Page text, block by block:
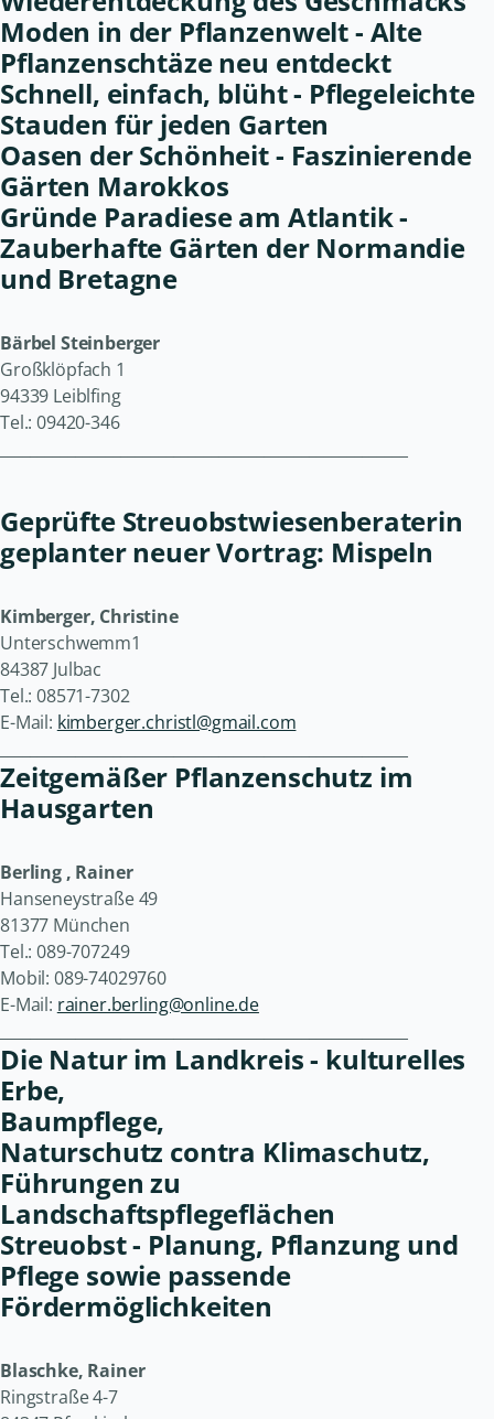
Moden in der Pflanzenwelt - Alte
Pflanzenschtäze neu entdeckt
Schnell, einfach, blüht - Pflegeleichte
Stauden für jeden Garten
Oasen der Schönheit - Faszinierende
Gärten Marokkos
Gründe Paradiese am Atlantik -
Zauberhafte Gärten der Normandie
und Bretagne
Bärbel Steinberger
Großklöpfach 1
94339 Leiblfing
Tel.: 09420-346
Geprüfte Streuobstwiesenberaterin
geplanter neuer Vortrag: Mispeln
Kimberger, Christine
Unterschwemm1
84387 Julbac
Tel.: 08571-7302
E-Mail: kimberger.christl@gmail.com
Zeitgemäßer Pflanzenschutz im
Hausgarten
Berling , Rainer
Hanseneystraße 49
81377 München
Tel.: 089-707249
Mobil: 089-74029760
E-Mail: rainer.berling@online.de
Die Natur im Landkreis - kulturelles
Erbe,
Baumpflege,
Naturschutz contra Klimaschutz,
Führungen zu
Landschaftspflegeflächen
Streuobst - Planung, Pflanzung und
Pflege sowie passende
Fördermöglichkeiten
Blaschke, Rainer
Ringstraße 4-7